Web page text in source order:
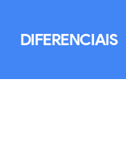
DIFERENCIAIS